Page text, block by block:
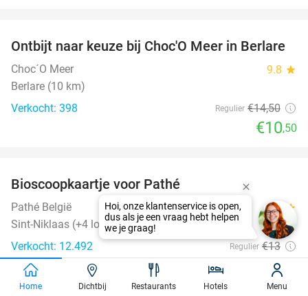
28%
Ontbijt naar keuze bij Choc'O Meer in Berlare
Choc´O Meer 9.8 star
Berlare (10 km)
Verkocht: 398
Regulier €14,50
€10,50
Bioscoopkaartje voor Pathé
Pathé België 9.8 star
Sint-Niklaas (+4 locaties)
Verkocht: 12.492
Regulier €13
€9
Home Dichtbij Restaurants Hotels Menu